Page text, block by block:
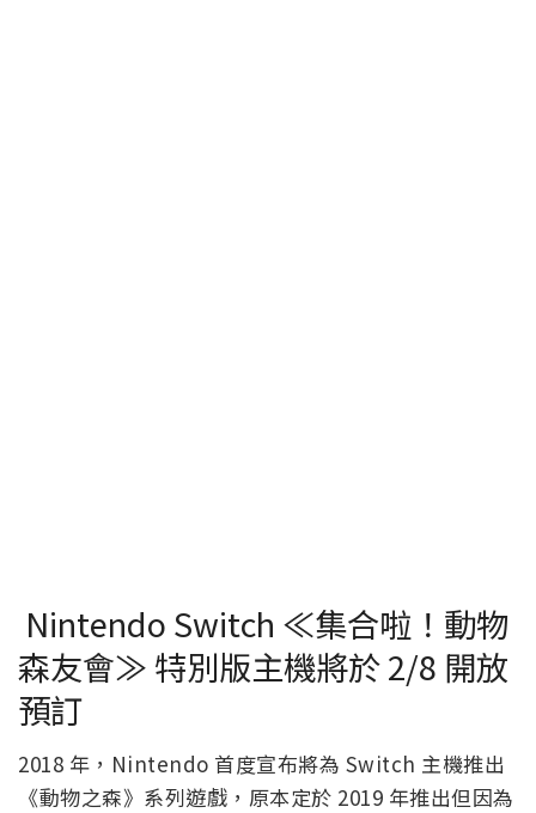
Nintendo Switch ≪集合啦！動物
森友會≫ 特別版主機將於 2/8 開放
預訂
2018 年，Nintendo 首度宣布將為 Switch 主機推出
《動物之森》系列遊戲，原本定於 2019 年推出但因為